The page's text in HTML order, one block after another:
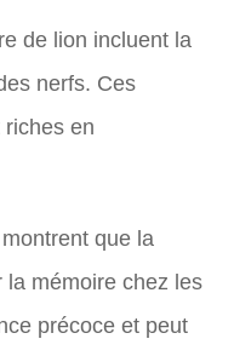
de lion incluent la
nerfs. Ces
en
que la
la mémoire chez les
précoce et peut